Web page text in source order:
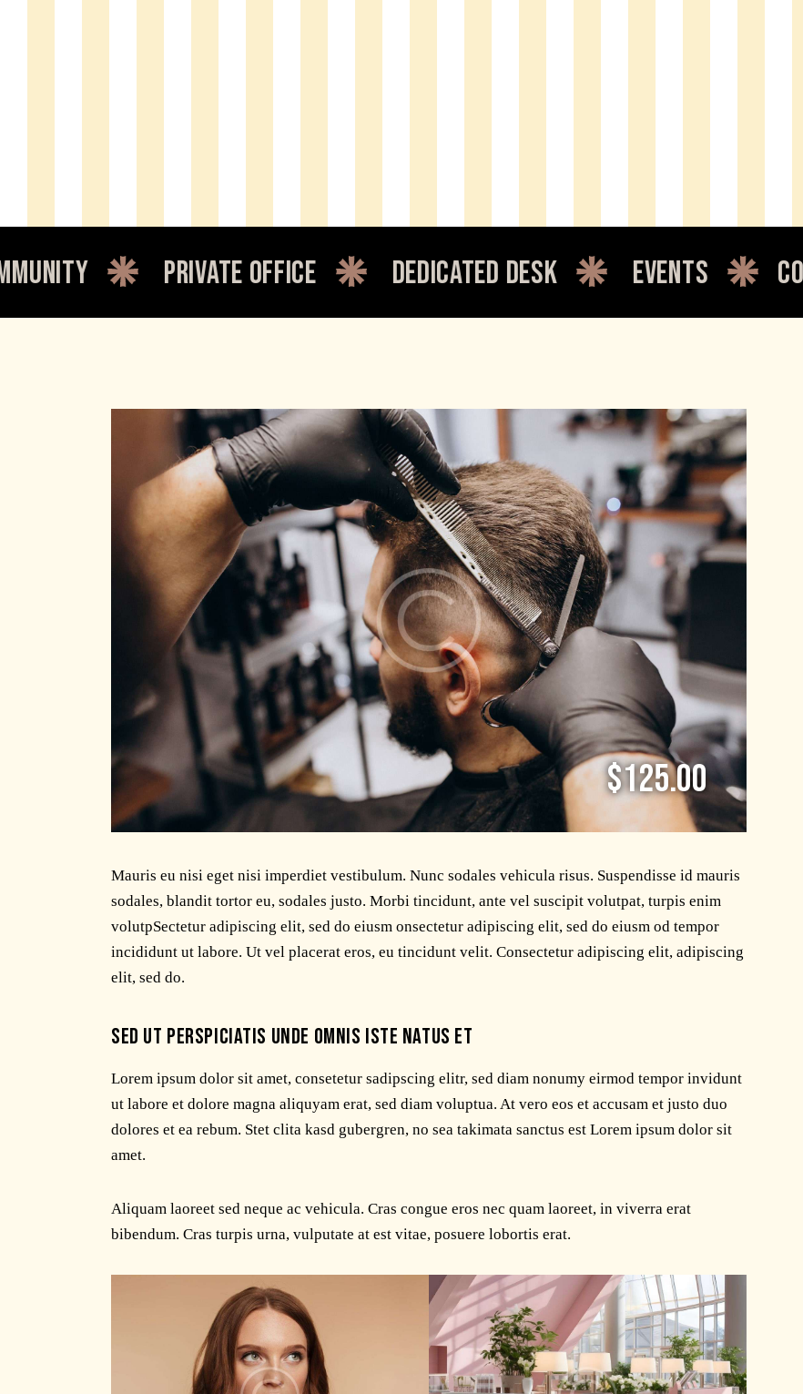
private office dedicated desk events coworking
$125.00
Mauris eu nisi eget nisi imperdiet vestibulum. Nunc sodales vehicula risus. Suspendisse id mauris
sodales, blandit tortor eu, sodales justo. Morbi tincidunt, ante vel suscipit volutpat, turpis enim
volutpSectetur adipiscing elit, sed do eiusm onsectetur adipiscing elit, sed do eiusm od tempor
incididunt ut labore. Ut vel placerat eros, eu tincidunt velit. Consectetur adipiscing elit, adipiscing
elit, sed do.
SED UT PERSPICIATIS UNDE OMNIS ISTE NATUS ET
Lorem ipsum dolor sit amet, consetetur sadipscing elitr, sed diam nonumy eirmod tempor invidunt
ut labore et dolore magna aliquyam erat, sed diam voluptua. At vero eos et accusam et justo duo
dolores et ea rebum. Stet clita kasd gubergren, no sea takimata sanctus est Lorem ipsum dolor sit
amet.
Aliquam laoreet sed neque ac vehicula. Cras congue eros nec quam laoreet, in viverra erat
bibendum. Cras turpis urna, vulputate at est vitae, posuere lobortis erat.